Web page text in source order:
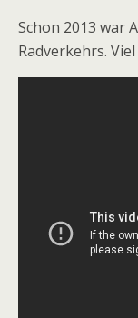
Schon 2013 war
Radverkehrs.